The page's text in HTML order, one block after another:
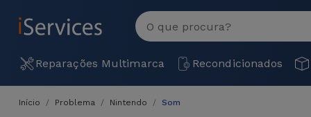
Reparações Multimarca Recondicionados
MENU
Reparações
Por
Ver
Início Problema Nintendo Som